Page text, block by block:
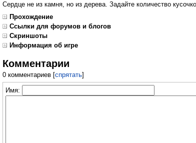
Сердце не из камня, но из дерева. Задайте количество
Прохождение
Ссылки для форумов и блогов
Скриншоты
Информация об игре
Комментарии
0 комментариев[спрятать]
Имя: